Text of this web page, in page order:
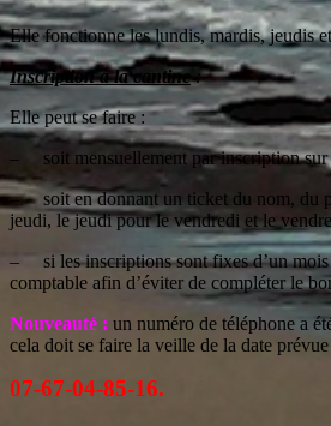
Elle fonctionne les lundis, mardis, jeudis
Inscription à la cantine :
Elle peut se faire :
– soit mensuellement par inscription sur
– soit en donnant un ticket du nom, du
jeudi, le jeudi pour le vendredi et le
– si les inscriptions sont fixes d’un mois
comptable afin d’éviter de compléter le
Nouveauté : un numéro de téléphone a
cela doit se faire la veille de la date
07-67-04-85-16.